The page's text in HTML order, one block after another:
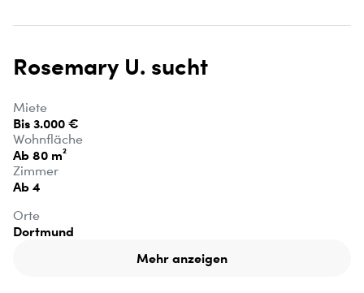
Rosemary U. sucht
Miete
Bis 3.000 €
Wohnfläche
Ab 80 m²
Zimmer
Ab 4
Orte
Dortmund
Mehr anzeigen